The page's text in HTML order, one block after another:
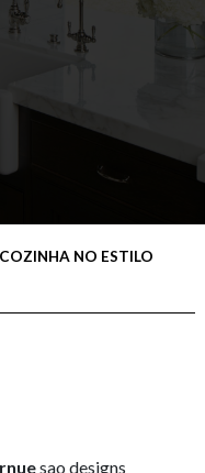
NO ESTILO
sao designs